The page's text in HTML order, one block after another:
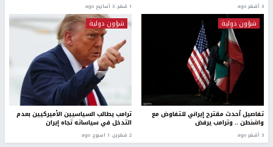
3 أشهر ago 1 شهر، 3 أسابيع ago
شؤون دولية
تفاصيل أحدث مقترح إيراني للتفاوض مع
واشنطن .. وترامب يرفض
3 أشهر ago
شؤون دولية
ترامب يطالب السياسيين الأميركيين بعدم
التدخل في سياساته تجاه إيران
2 شهرين، 1 اسبوع. ago